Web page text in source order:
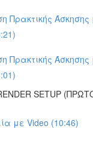
Πρακτικής
Πρακτικής
SETUP
με Video (10:46)